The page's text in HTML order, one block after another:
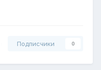
Подписчики 0